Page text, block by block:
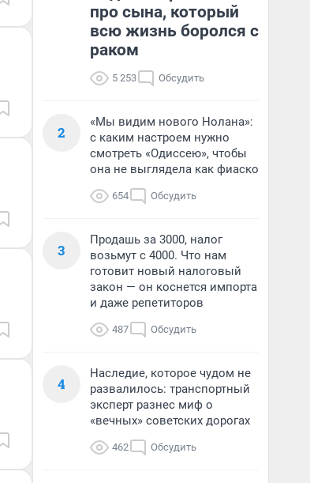
про сына, который
всю жизнь боролся с
раком
5 253 Обсудить
2
«Мы видим нового Нолана»:
с каким настроем нужно
смотреть «Одиссею», чтобы
она не выглядела как фиаско
654 Обсудить
3
Продашь за 3000, налог
возьмут с 4000. Что нам
готовит новый налоговый
закон — он коснется импорта
и даже репетиторов
487 Обсудить
4
Наследие, которое чудом не
развалилось: транспортный
эксперт разнес миф о
«вечных» советских дорогах
462 Обсудить